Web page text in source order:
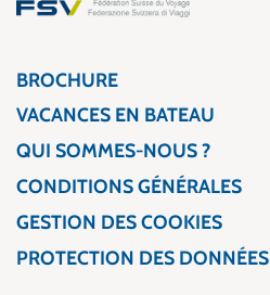
BROCHURE
VACANCES EN BATEAU
QUI SOMMES-NOUS ?
CONDITIONS GÉNÉRALES
GESTION DES COOKIES
PROTECTION DES DONNÉES